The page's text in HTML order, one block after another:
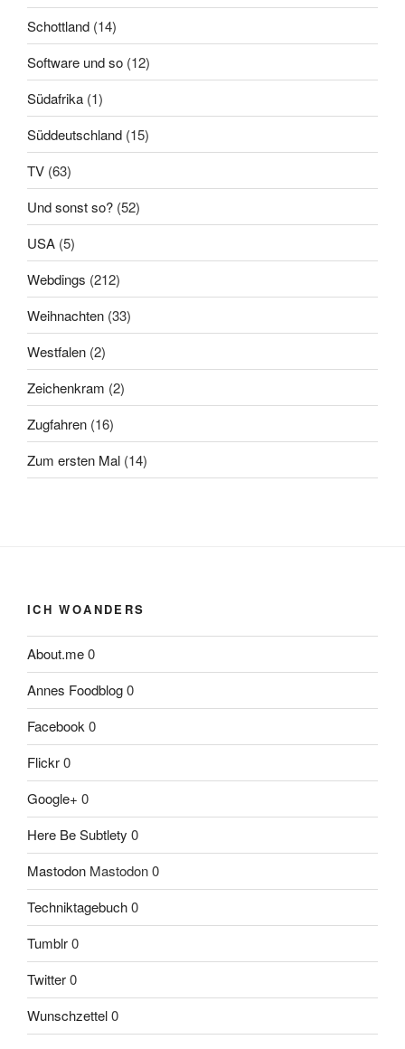
Schottland (14)
Software und so (12)
Südafrika (1)
Süddeutschland (15)
TV (63)
Und sonst so? (52)
USA (5)
Webdings (212)
Weihnachten (33)
Westfalen (2)
Zeichenkram (2)
Zugfahren (16)
Zum ersten Mal (14)
ICH WOANDERS
About.me0
Annes Foodblog0
Facebook0
Flickr0
Google+ 0
Here Be Subtlety 0
Mastodon Mastodon 0
Techniktagebuch0
Tumblr0
Twitter0
Wunschzettel0